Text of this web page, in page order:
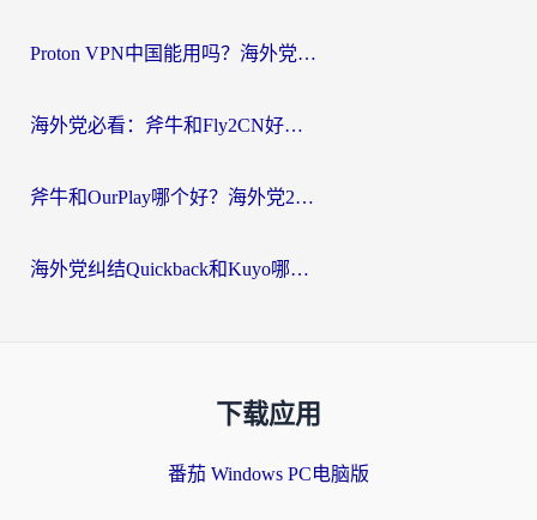
Proton VPN中国能用吗？海外党选回国加速器的避坑指南（附番茄加速器实测）
海外党必看：斧牛和Fly2CN好用吗？3招教你选对回国加速器（附免费试用攻略）
斧牛和OurPlay哪个好？海外党2026亲测：选对加速器，国内资源秒加载
海外党纠结Quickback和Kuyo哪个好？选对回国加速器才能无缝刷国内资源
下载应用
番茄 Windows PC电脑版